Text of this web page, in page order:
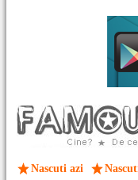
Nascuti azi